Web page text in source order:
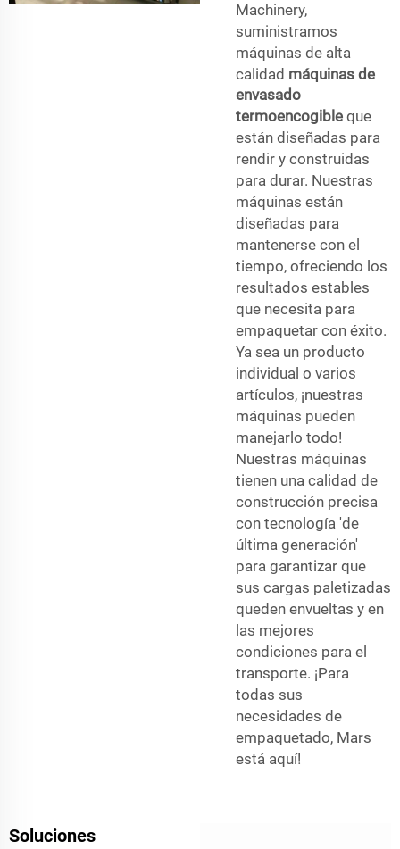
Machinery,
suministramos
máquinas de alta
calidad máquinas de
envasado
termoencogible que
están diseñadas para
rendir y construidas
para durar. Nuestras
máquinas están
diseñadas para
mantenerse con el
tiempo, ofreciendo los
resultados estables
que necesita para
empaquetar con éxito.
Ya sea un producto
individual o varios
artículos, ¡nuestras
máquinas pueden
manejarlo todo!
Nuestras máquinas
tienen una calidad de
construcción precisa
con tecnología 'de
última generación'
para garantizar que
sus cargas paletizadas
queden envueltas y en
las mejores
condiciones para el
transporte. ¡Para
todas sus
necesidades de
empaquetado, Mars
está aquí!
Soluciones